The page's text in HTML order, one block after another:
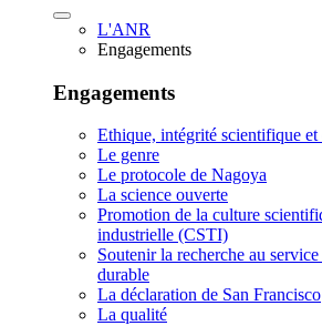
L'ANR
Engagements
Engagements
Ethique, intégrité scientifique
Le genre
Le protocole de Nagoya
La science ouverte
Promotion de la culture
industrielle (CSTI)
Soutenir la recherche au
durable
La déclaration de San Francisco
La qualité